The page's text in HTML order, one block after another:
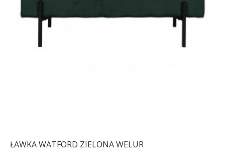
ŁAWKA WATFORD ZIELONA WELUR